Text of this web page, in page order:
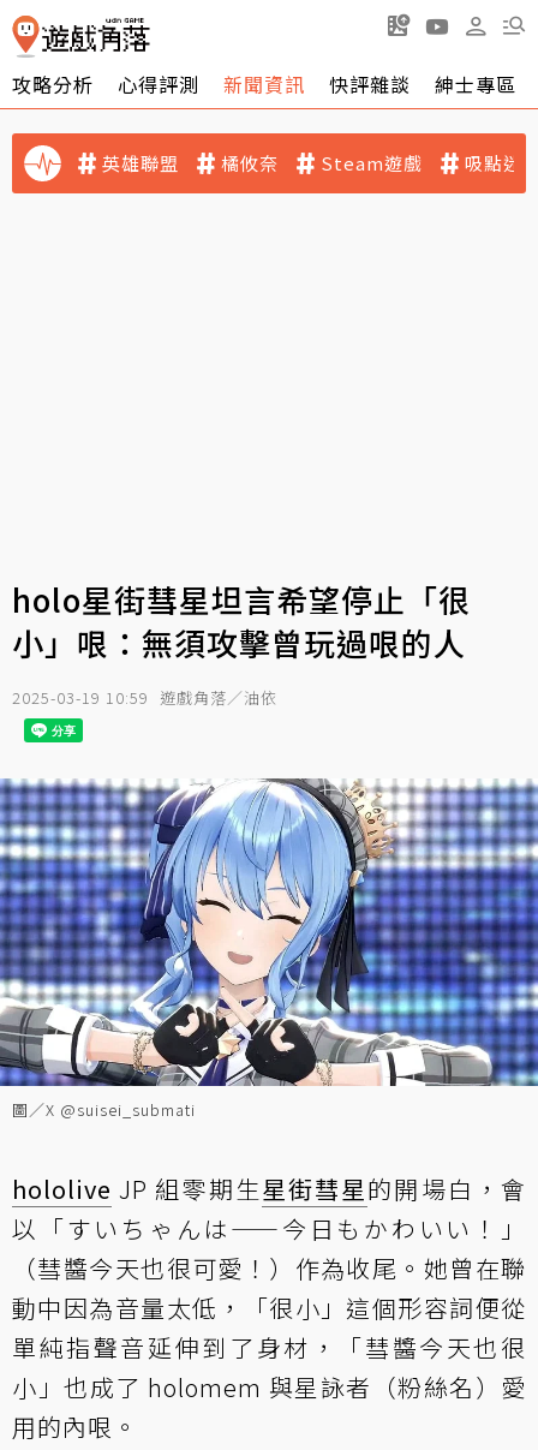
攻略分析 心得評測 新聞資訊 快評雜談 紳士專區
英雄聯盟 橘攸奈 Steam遊戲 吸點迷
holo星街彗星坦言希望停止「很
小」哏：無須攻擊曾玩過哏的人
2025-03-19 10:59 遊戲角落／油依
圖／X @suisei_submati
hololive JP 組零期生星街彗星的開場白，會
以「すいちゃんは——今日もかわいい！」
（彗醬今天也很可愛！）作為收尾。她曾在聯
動中因為音量太低，「很小」這個形容詞便從
單純指聲音延伸到了身材，「彗醬今天也很
小」也成了 holomem 與星詠者（粉絲名）愛
用的內哏。